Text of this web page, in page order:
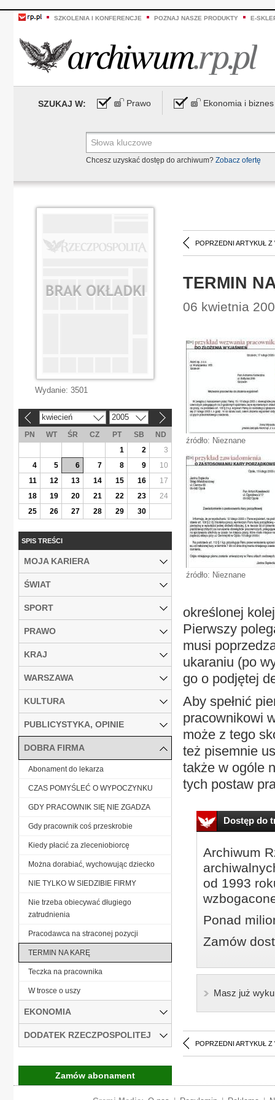
SZKOLENIA I KONFERENCJE POZNAJ NASZE PRODUKTY E-
SZUKAJ W: Prawo Ekonomia i biznes
Chcesz uzyskać dostęp do archiwum? Zobacz ofertę
POPRZEDNI ARTYKUŁ Z
TERMIN
06 kwietnia
źródło: Nieznane
źródło: Nieznane
określonej
Pierwszy
musi
ukaraniu (po
go o podjętej
Aby spełnić
pracownikowi
może z tego
też pisemnie
także w ogóle
tych postaw
Dostęp do
Archiwum
od 1993
Ponad
Zamów
Masz już
POPRZEDNI ARTYKUŁ Z
Wydanie: 3501
kwiecień 2005
PN WT ŚR CZ PT SB
ND
1
2
3
4
5 6 7 8 9
10
11
12 13 14 15 16
17
18
19 20 21 22 23
24
25
26 27 28 29 30
SPIS TREŚCI
MOJA KARIERA
ŚWIAT
SPORT
PRAWO
KRAJ
WARSZAWA
KULTURA
PUBLICYSTYKA, OPINIE
DOBRA FIRMA
Abonament do lekarza
CZAS POMYŚLEĆ O WYPOCZYNKU
GDY PRACOWNIK SIĘ NIE ZGADZA
Gdy pracownik coś przeskrobie
Kiedy płacić za zleceniobiorcę
Można dorabiać, wychowując dziecko
NIE TYLKO W SIEDZIBIE FIRMY
Nie trzeba obiecywać długiego
zatrudnienia
Pracodawca na straconej pozycji
TERMIN NA KARĘ
Teczka na pracownika
W trosce o uszy
EKONOMIA
DODATEK RZECZPOSPOLITEJ
Zamów abonament